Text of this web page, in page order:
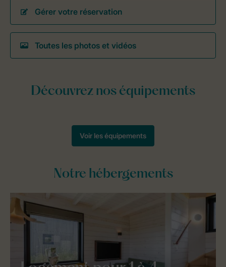
Gérer votre réservation
Toutes les photos et vidéos
Notre hébergements